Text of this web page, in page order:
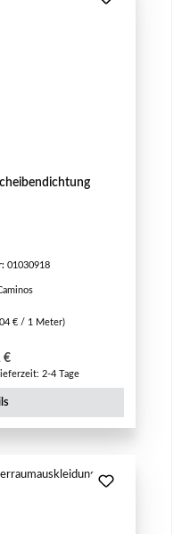
01030918
€ / 1 Meter)
Preis:
€
2-4 Tage